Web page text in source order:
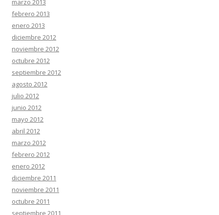
marzo 2013
febrero 2013
enero 2013
diciembre 2012
noviembre 2012
octubre 2012
septiembre 2012
agosto 2012
julio 2012
junio 2012
mayo 2012
abril 2012
marzo 2012
febrero 2012
enero 2012
diciembre 2011
noviembre 2011
octubre 2011
septiembre 2011